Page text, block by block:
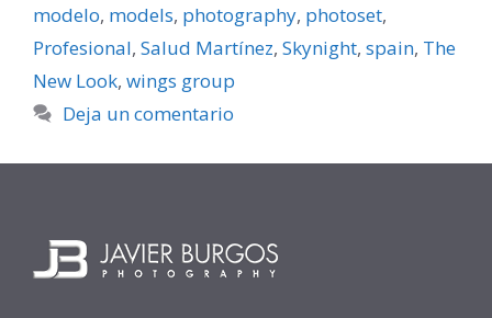
modelo, models, photography, photoset,
Profesional, Salud Martínez, Skynight, spain, The
New Look, wings group
Deja un comentario